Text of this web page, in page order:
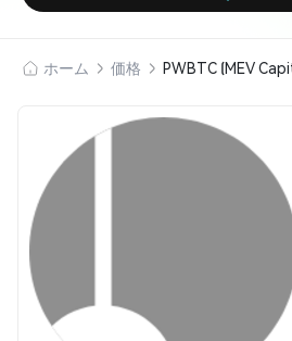
ホーム 価格